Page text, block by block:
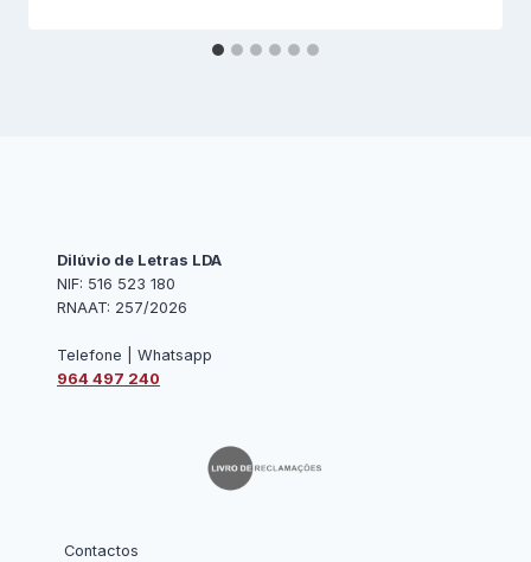
Dilúvio de Letras LDA
NIF: 516 523 180
RNAAT: 257/2026
Telefone | Whatsapp
964 497 240
Contactos